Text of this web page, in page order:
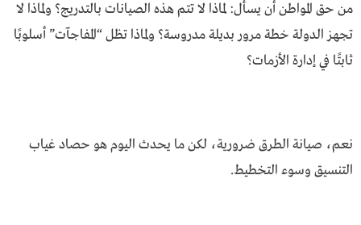
من حق المواطن أن يسأل: لماذا لا تتم هذه الصيانات بالتدريج؟ ولماذا لا
تجهز الدولة خطة مرور بديلة مدروسة؟ ولماذا تظل “المفاجآت” أسلوبًا
ثابتًا في إدارة الأزمات؟
نعم، صيانة الطرق ضرورية، لكن ما يحدث اليوم هو حصاد غياب
التنسيق وسوء التخطيط.